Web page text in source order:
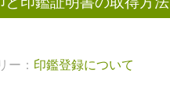
ー： 印鑑登録について